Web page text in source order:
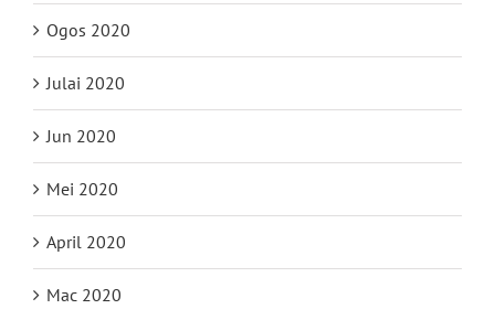
Ogos 2020
Julai 2020
Jun 2020
Mei 2020
April 2020
Mac 2020